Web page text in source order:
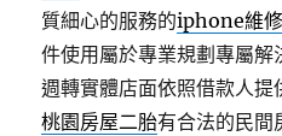
質細心的服務的iphone維修
件使用屬於專業規劃專屬解
週轉實體店面依照借款人提
桃園房屋二胎有合法的民間